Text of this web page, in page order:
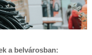
a belvárosban: